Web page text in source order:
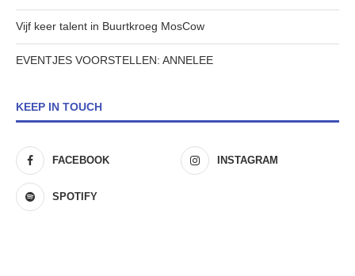
Vijf keer talent in Buurtkroeg MosCow
EVENTJES VOORSTELLEN: ANNELEE
KEEP IN TOUCH
FACEBOOK INSTAGRAM
SPOTIFY